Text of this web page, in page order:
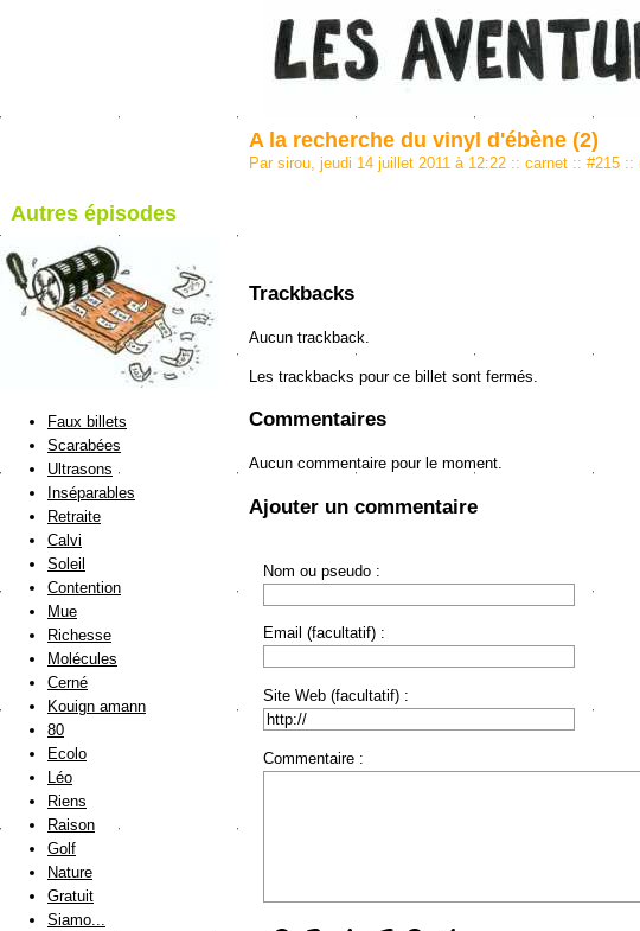
blog de Sirou
A la recherche du vinyl d'ébène (2)
Par sirou, jeudi 14 juillet 2011 à 12:22 :: carnet :: #215 ::
Trackbacks
Aucun trackback.
Les trackbacks pour ce billet sont fermés.
Commentaires
Aucun commentaire pour le moment.
Ajouter un commentaire
Nom ou pseudo :
Email (facultatif) :
Site Web (facultatif) :
Commentaire :
Autres épisodes
Faux billets
Scarabées
Ultrasons
Inséparables
Retraite
Calvi
Soleil
Contention
Mue
Richesse
Molécules
Cerné
Kouign amann
80
Ecolo
Léo
Riens
Raison
Golf
Nature
Gratuit
Siamo...